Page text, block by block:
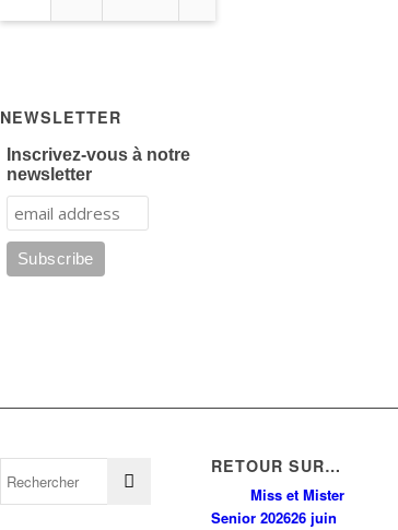
NEWSLETTER
Inscrivez-vous à notre
newsletter
RETOUR SUR…
Miss et Mister
Senior 202626 juin